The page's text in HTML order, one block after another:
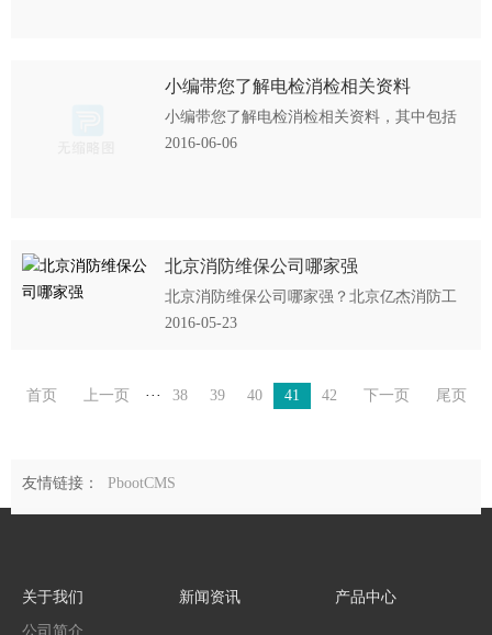
小编带您了解电检消检相关资料
小编带您了解电检消检相关资料，其中包括
电检消检的含义，以及电气防火检测的条
2016-06-06
北京消防维保公司哪家强
北京消防维保公司哪家强？北京亿杰消防工
程公司绝对是您最佳的选择，你完全可以在
2016-05-23
首页 上一页 ··· 38 39 40 41 42 下一页 尾页
友情链接： PbootCMS
关于我们
公司简介
新闻资讯 产品中心